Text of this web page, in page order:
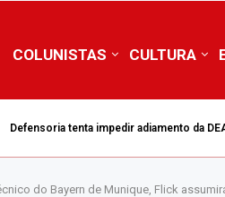
COLUNISTAS CULTURA
Defensoria tenta impedir adiamento da
do Bayern de Munique, Flick